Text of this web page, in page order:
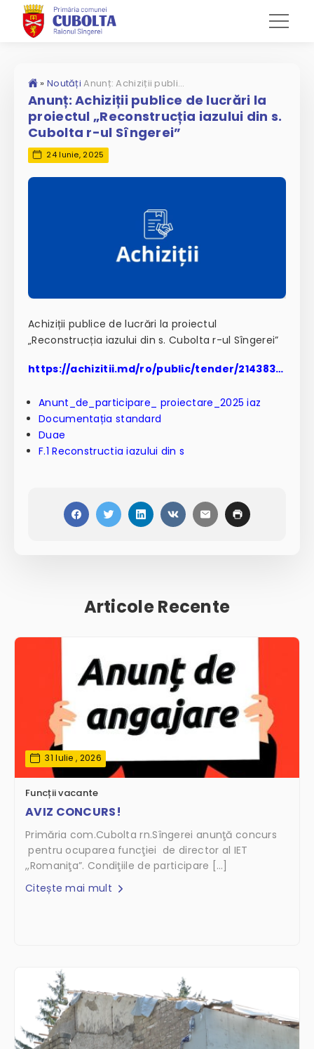
» Noutăți Anunț: Achiziții publice de lucrări la proiectul „Reconstrucția iazului din s. Cubolta r-ul Sîngerei”
Anunț: Achiziții publice de lucrări la
proiectul „Reconstrucția iazului din s.
Cubolta r-ul Sîngerei”
24 Iunie, 2025
Achiziții publice de lucrări la proiectul
„Reconstrucția iazului din s. Cubolta r-ul Sîngerei”
https://achizitii.md/ro/public/tender/21438310/
Anunt_de_participare_ proiectare_2025 iaz
Documentația standard
Duae
F.1 Reconstructia iazului din s
Articole Recente
31 Iulie , 2026
Funcții vacante
AVIZ CONCURS!
Primăria com.Cubolta rn.Sîngerei anunţă concurs
pentru ocuparea funcţiei de director al IET
,,Romaniţa”. Condiţiile de participare […]
Citește mai mult